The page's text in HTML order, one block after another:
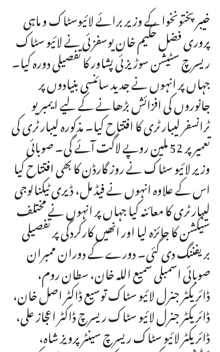
خیبر پختونخوا کے وزیر برائے لائیوسٹاک و ماہی
پروری فضل حکیم خان یوسفزئی نے لائیو سٹاک
ریسرچ سٹیشن سوڑیزئی پشاور کا تفصیلی دورہ کیا۔
جہاں پر انہوں نے جدید سائنسی بنیادوں پر
جانوروں کی افزائش بڑھانے کے لیے ایمبریو
ٹرانسفر لیبارٹری کا افتتاح کیا۔ مذکورہ لیبارٹری کی
تعمیر پر 52 ملین روپے لاگت آئے گی۔ صوبائی
وزیر لائیو سٹاک نے روز گارڈن کا بھی افتتاح کیا
اس کے علاوہ انہوں نے فیڈ مل، ڈیری ٹیکنالوجی
لیبارٹری کا معائنہ کیا جہاں پر انہوں نے مختلف
سیکشن کا جائزہ لیا اور انھیں کارکردگی پر تفصیلی
بریفننگ دی گئی۔ دورے کے دوران ممبران
صوبائی اسمبلی سمیع اللہ خان، سطان روم،
ڈائریکٹر جنرل لائیو سٹاک توسیع ڈاکٹر اصل خان،
ڈائریکٹر جنرل لائیو سٹاک ریسرچ ڈاکٹر اعجاز علی،
ڈائریکٹر لائیو سٹاک ریسرچ سینٹرپرویز شاہ،